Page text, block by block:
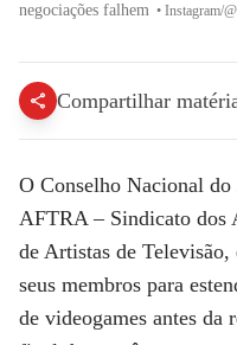
negociações falhem • Instagram/
Compartilhar
O Conselho Nacional do
AFTRA – Sindicato dos
de Artistas de
seus membros para
de videogames antes da